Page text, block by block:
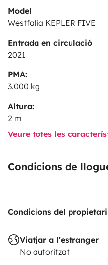
Model
Westfalia KEPLER FIVE
Entrada en circulació
2021
PMA:
3.000 kg
Altura:
2 m
Veure totes les
Condicions de
Condicions del propietari
Viatjar a l'estranger
No autoritzat